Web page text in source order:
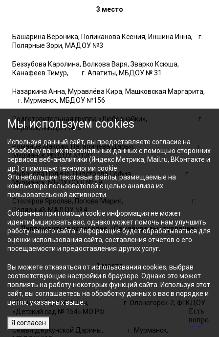
3 место
Башарина Вероника, Поликанова Ксения, Иншина Инна, г.
Полярные Зори, МАДОУ №3
Беззубова Каролина, Волкова Варя, Зварко Ксюша,
Канафеев Тимур, г. Апатиты, МБДОУ № 31
Назаркина Анна, Муравлёва Кира, Машковская Маргарита,
г. Мурманск, МБДОУ №156
Подготовительная группа «Любознайки», г.
Кировск, МБДОУ № 5
Романов Максим, Наталичева Дарья, г.
Мурманск МБДОУ №130
Рыбакова Полина, Пидстрела София, г.
Мурманск, МБОУ СОШ № 49
Столяров Ярослав, Попова Мария, г.
Полярный, МАДОУ № 4
Дипломанты в категории «Семейное выступление»:
1 место
Семья Зайцевой Анны, г. Оленегорск-2, ФГКДОУ
«Детский сад № 154» МО РФ
Семья Деркунской Дарины, г. Мурманск,
Мы используем cookies
Используя данный сайт, вы предоставляете согласие на
обработку ваших персональных данных с помощью сторонних
сервисов веб-аналитики (Яндекс.Метрика, Mail.ru, ВКонтакте и
др.) с помощью технологии cookie.
Это небольшие текстовые файлы, размещаемые на
компьютере пользователей с целью анализа их
пользовательской активности.
Собранная при помощи cookie информация не может
идентифицировать вас, однако может помочь нам улучшить
работу нашего сайта. Информация будет обрабатываться для
оценки использования сайта, составления отчетов о его
посещаемости и предоставления других услуг.
Вы можете отказаться от использования cookies, выбрав
соответствующие настройки в браузере. Однако это может
повлиять на работу некоторых функций сайта. Используя этот
сайт, вы соглашаетесь на обработку данных о вас в порядке и
целях, указанных выше.
Я согласен